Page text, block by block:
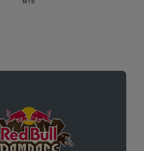
MTB